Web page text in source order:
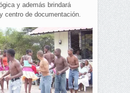
y además brindará
centro de documentación.